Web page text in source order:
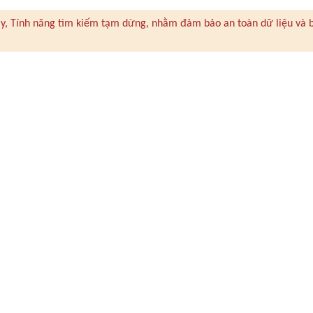
Tính năng tìm kiếm tạm dừng, nhằm đảm bảo an toàn dữ liệu và